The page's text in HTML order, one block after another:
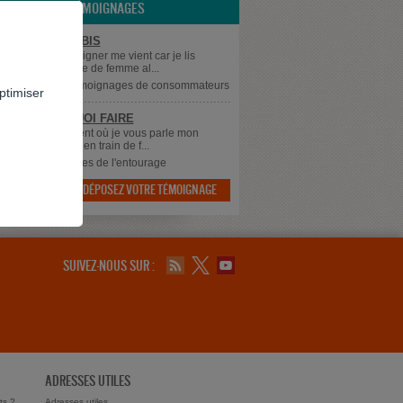
LES TÉMOIGNAGES
LE CANNABIS
L'envie de témoigner me vient car je lis
de témoignage de femme al...
Témoignages de consommateurs
SAIS PLUS QUOI FAIRE
à tous, Au moment où je vous parle mon
qui à 43 ans est en train de f...
Témoignages de l'entourage
DÉPOSEZ VOTRE TÉMOIGNAGE
SUIVEZ-NOUS SUR :
ADRESSES UTILES